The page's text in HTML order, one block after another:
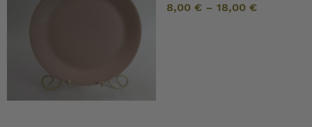
8,00 € – 18,00 €